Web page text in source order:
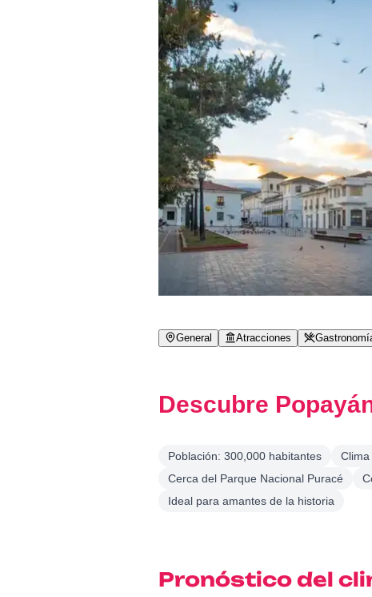
General Atracciones
Descubre
Población: 300,000 habitantes
Cerca del Parque Nacional Puracé
Ideal para amantes de la historia
Pronóstico del